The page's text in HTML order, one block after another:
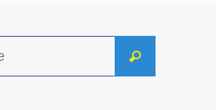
Recherche